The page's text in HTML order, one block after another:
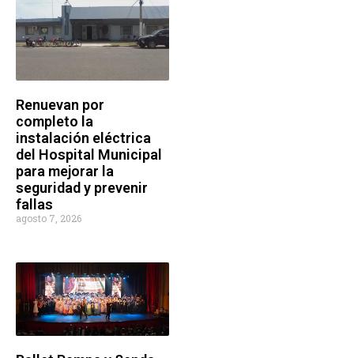
Renuevan por
completo la
instalación eléctrica
del Hospital Municipal
para mejorar la
seguridad y prevenir
fallas
agosto 7, 2026